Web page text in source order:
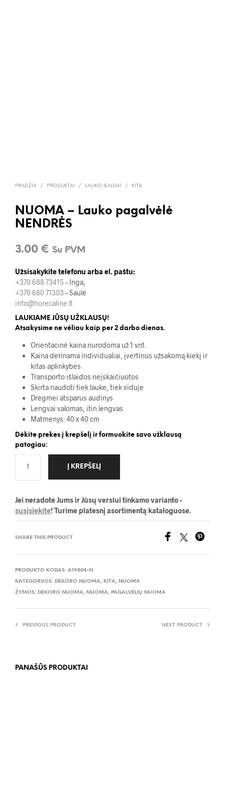
PRADŽIA / PRODUKTAI / LAUKO BALDAI / KITA
NUOMA – Lauko pagalvėlė
NENDRĖS
3.00 € Su PVM
Užsisakykite telefonu arba el. paštu:
+370 688 73415 – Inga,
+370 680 71303 – Saulė
info@horecaline.lt
LAUKIAME JŪSŲ UŽKLAUSŲ!
Atsakysime ne vėliau kaip per 2 darbo dienas.
Orientacinė kaina nurodoma už 1 vnt.
Kaina derinama individualiai, įvertinus užsakomą kiekį ir
kitas aplinkybes
Transporto išlaidos neįskaičiuotos
Skirta naudoti tiek lauke, tiek viduje
Drėgmei atsparus audinys
Lengvai valomas, itin lengvas
Matmenys: 40 x 40 cm
Dėkite prekes į krepšelį ir formuokite savo užklausą
patogiau:
Į KREPŠELĮ
Jei neradote Jums ir Jūsų verslui tinkamo varianto -
susisiekite! Turime platesnį asortimentą kataloguose.
SHARE THIS PRODUCT
PRODUKTO KODAS: A19804-N
KATEGORIJOS: DEKORO NUOMA, KITA, NUOMA
ŽYMOS: DEKORO NUOMA, NUOMA, PAGALVĖLIŲ NUOMA
PREVIOUS PRODUCT NEXT PRODUCT
PANAŠŪS PRODUKTAI